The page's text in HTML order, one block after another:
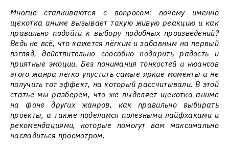
Многие сталкиваются с вопросом: почему именно
щекотка аниме вызывает такую живую реакцию и как
правильно подойти к выбору подобных произведений?
Ведь не всё, что кажется лёгким и забавным на первый
взгляд, действительно способно подарить радость и
приятные эмоции. Без понимания тонкостей и нюансов
этого жанра легко упустить самые яркие моменты и не
получить тот эффект, на который рассчитывали. В этой
статье мы разберём, что же выделяет щекотка аниме
на фоне других жанров, как правильно выбирать
проекты, а также поделимся полезными лайфхаками и
рекомендациями, которые помогут вам максимально
насладиться просмотром.